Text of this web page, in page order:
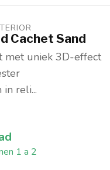
Cachet Sand
met uniek 3D-effect
reli...
1 a 2